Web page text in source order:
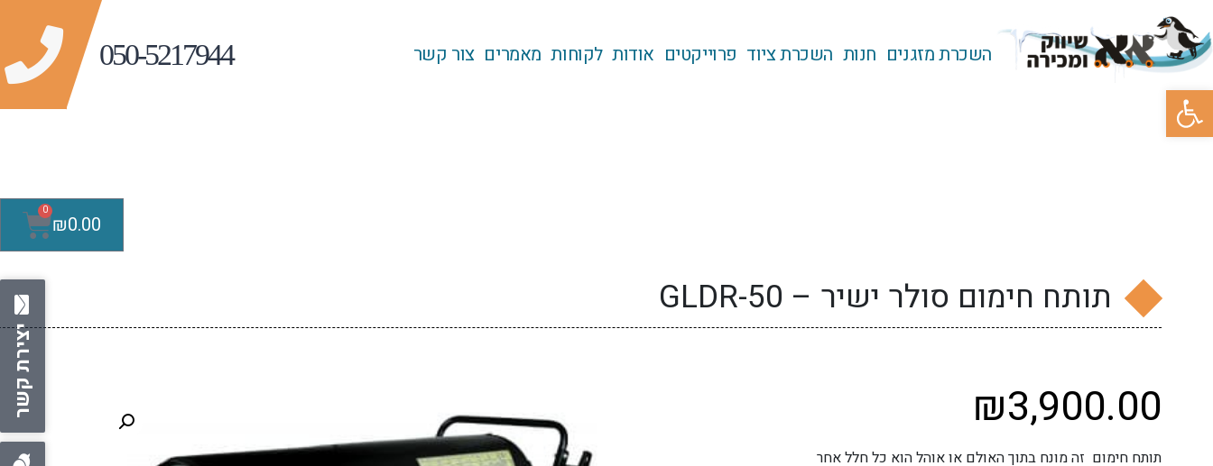
פתח סרגל נגישות
השכרת מזגנים חנות השכרת ציוד פרוייקטים אודות לקוחות מאמרים צור קשר
יצירת קשר
תותח חימום סולר ישיר – GLDR-50
₪3,900.00
תותח חימום זה מונח בתוך האולם או אוהל הוא כל חלל אחר
₪0.00
0